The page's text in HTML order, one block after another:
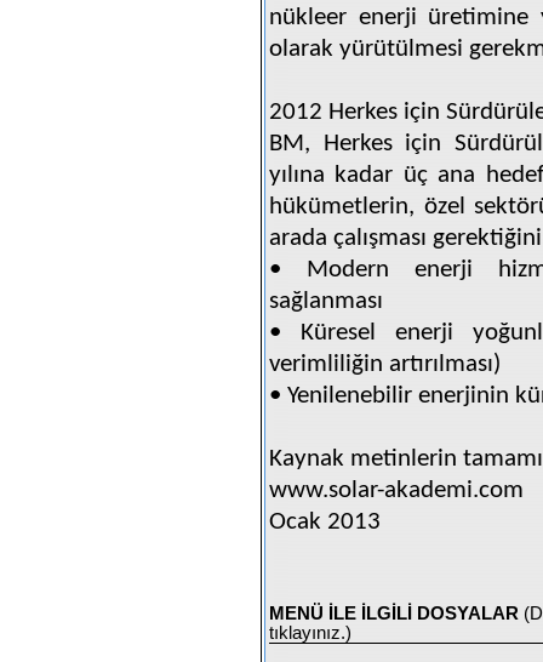
nükleer enerji
olarak yürütülmesi
2012 Herkes için
BM, Herkes için
yılına kadar üç ana
hükümetlerin, özel
arada çalışması
• Modern enerji
sağlanması
• Küresel enerji
verimliliğin artırılması)
• Yenilenebilir enerjinin
Kaynak metinlerin
www.solar-akademi.com
Ocak 2013
MENÜ İLE İLGİLİ DOSYALAR
tıklayınız.)